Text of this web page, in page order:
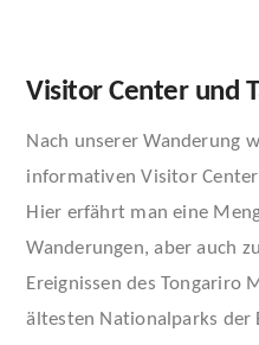
Visitor Center und
Nach unserer Wanderung
informativen Visitor
Hier erfährt man eine
Wanderungen, aber auch
Ereignissen des Tongariro
ältesten Nationalparks der